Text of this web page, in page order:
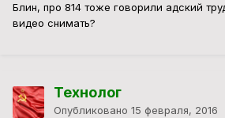
Блин, про 814 тоже говорили адский
видео снимать?
Технолог
Опубликовано 15 февраля, 2016